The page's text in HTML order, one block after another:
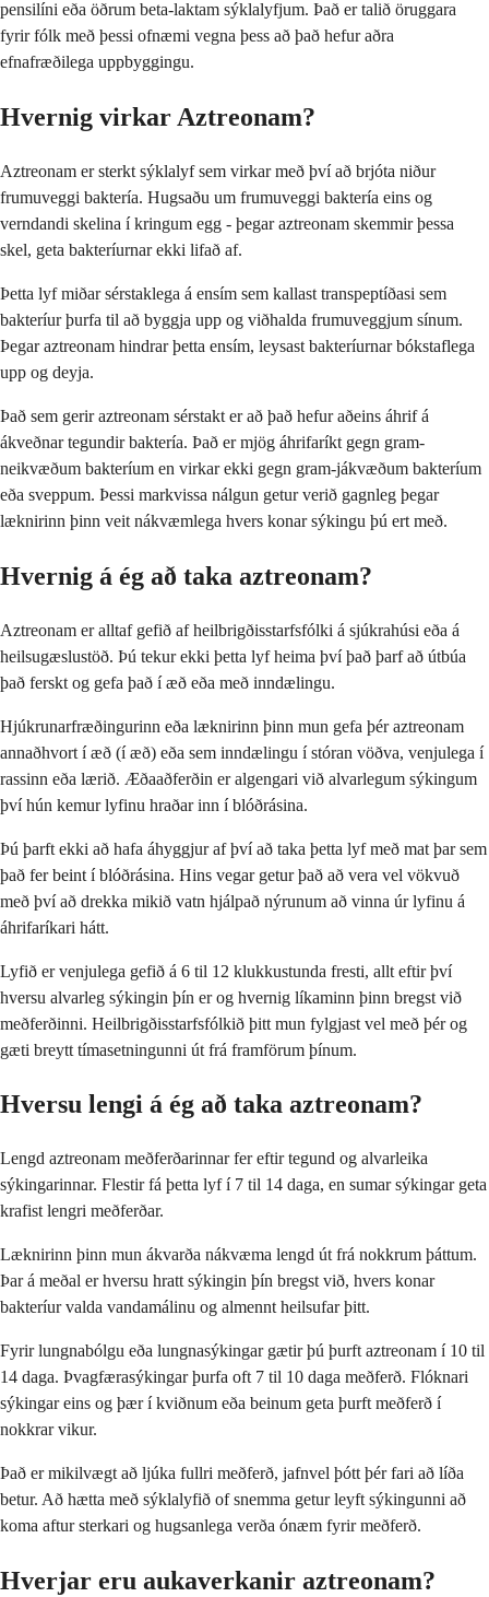
pensilíni eða öðrum beta-laktam sýklalyfjum. Það er talið öruggara
fyrir fólk með þessi ofnæmi vegna þess að það hefur aðra
efnafræðilega uppbyggingu.
Hvernig virkar Aztreonam?
Aztreonam er sterkt sýklalyf sem virkar með því að brjóta niður
frumuveggi baktería. Hugsaðu um frumuveggi baktería eins og
verndandi skelina í kringum egg - þegar aztreonam skemmir þessa
skel, geta bakteríurnar ekki lifað af.
Þetta lyf miðar sérstaklega á ensím sem kallast transpeptíðasi sem
bakteríur þurfa til að byggja upp og viðhalda frumuveggjum sínum.
Þegar aztreonam hindrar þetta ensím, leysast bakteríurnar bókstaflega
upp og deyja.
Það sem gerir aztreonam sérstakt er að það hefur aðeins áhrif á
ákveðnar tegundir baktería. Það er mjög áhrifaríkt gegn gram-
neikvæðum bakteríum en virkar ekki gegn gram-jákvæðum bakteríum
eða sveppum. Þessi markvissa nálgun getur verið gagnleg þegar
læknirinn þinn veit nákvæmlega hvers konar sýkingu þú ert með.
Hvernig á ég að taka aztreonam?
Aztreonam er alltaf gefið af heilbrigðisstarfsfólki á sjúkrahúsi eða á
heilsugæslustöð. Þú tekur ekki þetta lyf heima því það þarf að útbúa
það ferskt og gefa það í æð eða með inndælingu.
Hjúkrunarfræðingurinn eða læknirinn þinn mun gefa þér aztreonam
annaðhvort í æð (í æð) eða sem inndælingu í stóran vöðva, venjulega í
rassinn eða lærið. Æðaaðferðin er algengari við alvarlegum sýkingum
því hún kemur lyfinu hraðar inn í blóðrásina.
Þú þarft ekki að hafa áhyggjur af því að taka þetta lyf með mat þar sem
það fer beint í blóðrásina. Hins vegar getur það að vera vel vökvuð
með því að drekka mikið vatn hjálpað nýrunum að vinna úr lyfinu á
áhrifaríkari hátt.
Lyfið er venjulega gefið á 6 til 12 klukkustunda fresti, allt eftir því
hversu alvarleg sýkingin þín er og hvernig líkaminn þinn bregst við
meðferðinni. Heilbrigðisstarfsfólkið þitt mun fylgjast vel með þér og
gæti breytt tímasetningunni út frá framförum þínum.
Hversu lengi á ég að taka aztreonam?
Lengd aztreonam meðferðarinnar fer eftir tegund og alvarleika
sýkingarinnar. Flestir fá þetta lyf í 7 til 14 daga, en sumar sýkingar geta
krafist lengri meðferðar.
Læknirinn þinn mun ákvarða nákvæma lengd út frá nokkrum þáttum.
Þar á meðal er hversu hratt sýkingin þín bregst við, hvers konar
bakteríur valda vandamálinu og almennt heilsufar þitt.
Fyrir lungnabólgu eða lungnasýkingar gætir þú þurft aztreonam í 10 til
14 daga. Þvagfærasýkingar þurfa oft 7 til 10 daga meðferð. Flóknari
sýkingar eins og þær í kviðnum eða beinum geta þurft meðferð í
nokkrar vikur.
Það er mikilvægt að ljúka fullri meðferð, jafnvel þótt þér fari að líða
betur. Að hætta með sýklalyfið of snemma getur leyft sýkingunni að
koma aftur sterkari og hugsanlega verða ónæm fyrir meðferð.
Hverjar eru aukaverkanir aztreonam?